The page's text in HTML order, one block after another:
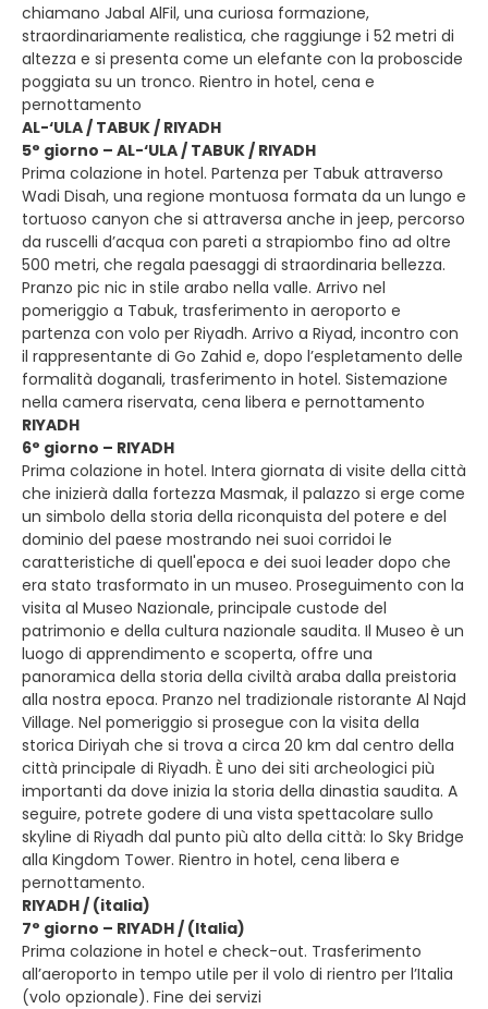
chiamano Jabal AlFil, una curiosa formazione,
straordinariamente realistica, che raggiunge i 52 metri di
altezza e si presenta come un elefante con la proboscide
poggiata su un tronco. Rientro in hotel, cena e
pernottamento
AL-‘ULA / TABUK / RIYADH
5° giorno – AL-‘ULA / TABUK / RIYADH
Prima colazione in hotel. Partenza per Tabuk attraverso
Wadi Disah, una regione montuosa formata da un lungo e
tortuoso canyon che si attraversa anche in jeep, percorso
da ruscelli d’acqua con pareti a strapiombo fino ad oltre
500 metri, che regala paesaggi di straordinaria bellezza.
Pranzo pic nic in stile arabo nella valle. Arrivo nel
pomeriggio a Tabuk, trasferimento in aeroporto e
partenza con volo per Riyadh. Arrivo a Riyad, incontro con
il rappresentante di Go Zahid e, dopo l’espletamento delle
formalità doganali, trasferimento in hotel. Sistemazione
nella camera riservata, cena libera e pernottamento
RIYADH
6° giorno – RIYADH
Prima colazione in hotel. Intera giornata di visite della città
che inizierà dalla fortezza Masmak, il palazzo si erge come
un simbolo della storia della riconquista del potere e del
dominio del paese mostrando nei suoi corridoi le
caratteristiche di quell'epoca e dei suoi leader dopo che
era stato trasformato in un museo. Proseguimento con la
visita al Museo Nazionale, principale custode del
patrimonio e della cultura nazionale saudita. Il Museo è un
luogo di apprendimento e scoperta, offre una
panoramica della storia della civiltà araba dalla preistoria
alla nostra epoca. Pranzo nel tradizionale ristorante Al Najd
Village. Nel pomeriggio si prosegue con la visita della
storica Diriyah che si trova a circa 20 km dal centro della
città principale di Riyadh. È uno dei siti archeologici più
importanti da dove inizia la storia della dinastia saudita. A
seguire, potrete godere di una vista spettacolare sullo
skyline di Riyadh dal punto più alto della città: lo Sky Bridge
alla Kingdom Tower. Rientro in hotel, cena libera e
pernottamento.
RIYADH / (italia)
7° giorno – RIYADH / (Italia)
Prima colazione in hotel e check-out. Trasferimento
all’aeroporto in tempo utile per il volo di rientro per l’Italia
(volo opzionale). Fine dei servizi